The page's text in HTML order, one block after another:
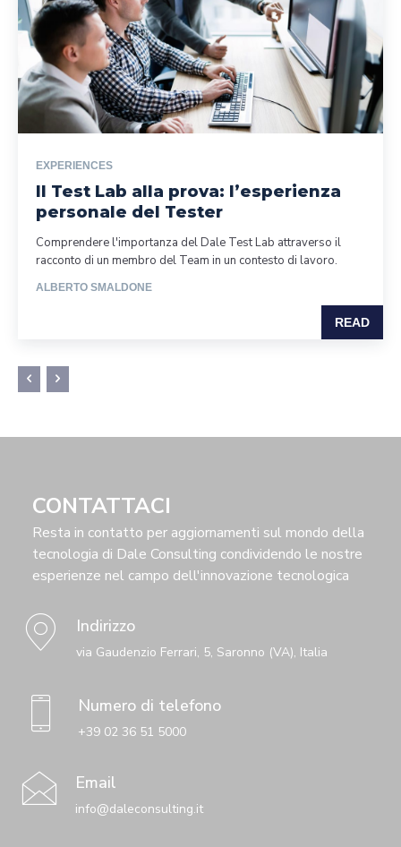
EXPERIENCES
Il Test Lab alla prova: l’esperienza
personale del Tester
Comprendere l'importanza del Dale Test Lab attraverso il
racconto di un membro del Team in un contesto di lavoro.
ALBERTO SMALDONE
READ
CONTATTACI
Resta in contatto per aggiornamenti sul mondo della
tecnologia di Dale Consulting condividendo le nostre
esperienze nel campo dell'innovazione tecnologica
Indirizzo
via Gaudenzio Ferrari, 5, Saronno (VA), Italia
Numero di telefono
+39 02 36 51 5000
Email
info@daleconsulting.it